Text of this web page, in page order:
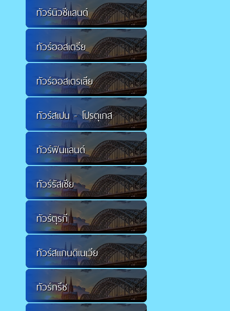
ทัวร์นิวซีแลนด์
ทัวร์ออสเตรีย
ทัวร์ออสเตรเลีย
ทัวร์สเปน - โปรตุเกส
ทัวร์ฟินแลนด์
ทัวร์รัสเซีย
ทัวร์ตุรกี
ทัวร์สแกนดิเนเวีย
ทัวร์กรีซ